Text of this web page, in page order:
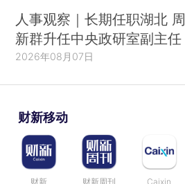
人事观察｜长期任职湖北 周
新群升任中央政研室副主任
2026年08月07日
财新移动
财新 财新周刊 Caixin